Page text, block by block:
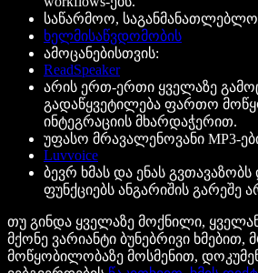
საწარმოო,
ხელმისაწვდომობის
ამოცანებისთვის:
ReadSpeaker
არის ერთ-ერთი ყველაზე
გადაწყვეტილება ფართო
ინტეგრაციის მხარდაჭერით.
უფასო მრავალენოვანი MP3-
Luvvoice
ბევრ ხმას და ენას
ფუნქციებს ანგარიშის გარეშე
თუ გინდა ყველაზე მოქნილი,
მქონე ვარიანტი ბუნებრივი ხმებით,
მოწყობილობაზე მოსმენით,